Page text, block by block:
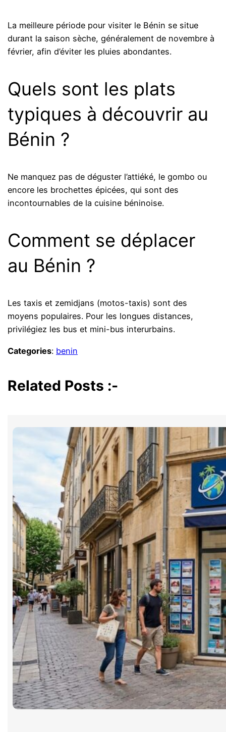
La meilleure période pour visiter le Bénin se situe
durant la saison sèche, généralement de novembre à
février, afin d’éviter les pluies abondantes.
Quels sont les plats
typiques à découvrir au
Bénin ?
Ne manquez pas de déguster l’attiéké, le gombo ou
encore les brochettes épicées, qui sont des
incontournables de la cuisine béninoise.
Comment se déplacer
au Bénin ?
Les taxis et zemidjans (motos-taxis) sont des
moyens populaires. Pour les longues distances,
privilégiez les bus et mini-bus interurbains.
Categories: benin
Related Posts :-